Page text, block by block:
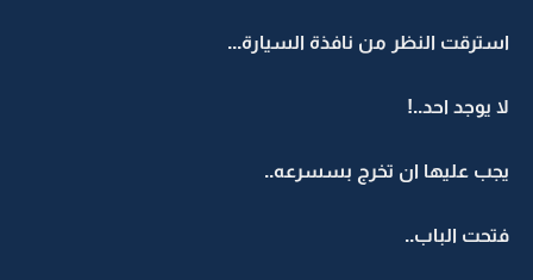
استرقت النظر من نافذة السيارة...
لا يوجد احد..!
يجب عليها ان تخرج بسسرعه..
فتحت الباب..